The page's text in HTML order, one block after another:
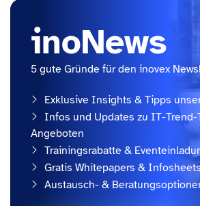
inoNews
5 gute Gründe für den inovex
Exklusive Insights & Tipps
Infos und Updates zu IT-
Angeboten
Trainingsrabatte &
Gratis Whitepapers &
Austausch- &